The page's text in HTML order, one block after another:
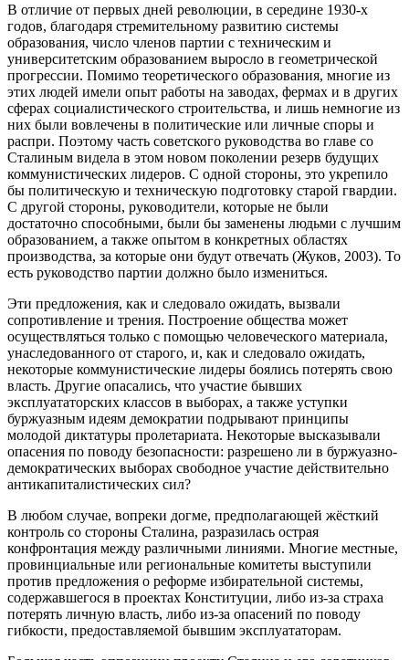
В отличие от первых дней революции, в середине 1930-х
годов, благодаря стремительному развитию системы
образования, число членов партии с техническим и
университетским образованием выросло в геометрической
прогрессии. Помимо теоретического образования, многие из
этих людей имели опыт работы на заводах, фермах и в других
сферах социалистического строительства, и лишь немногие из
них были вовлечены в политические или личные споры и
распри. Поэтому часть советского руководства во главе со
Сталиным видела в этом новом поколении резерв будущих
коммунистических лидеров. С одной стороны, это укрепило
бы политическую и техническую подготовку старой гвардии.
С другой стороны, руководители, которые не были
достаточно способными, были бы заменены людьми с лучшим
образованием, а также опытом в конкретных областях
производства, за которые они будут отвечать (Жуков, 2003). То
есть руководство партии должно было измениться.
Эти предложения, как и следовало ожидать, вызвали
сопротивление и трения. Построение общества может
осуществляться только с помощью человеческого материала,
унаследованного от старого, и, как и следовало ожидать,
некоторые коммунистические лидеры боялись потерять свою
власть. Другие опасались, что участие бывших
эксплуататорских классов в выборах, а также уступки
буржуазным идеям демократии подрывают принципы
молодой диктатуры пролетариата. Некоторые высказывали
опасения по поводу безопасности: разрешено ли в буржуазно-
демократических выборах свободное участие действительно
антикапиталистических сил?
В любом случае, вопреки догме, предполагающей жёсткий
контроль со стороны Сталина, разразилась острая
конфронтация между различными линиями. Многие местные,
провинциальные или региональные комитеты выступили
против предложения о реформе избирательной системы,
содержавшегося в проектах Конституции, либо из-за страха
потерять личную власть, либо из-за опасений по поводу
гибкости, предоставляемой бывшим эксплуататорам.